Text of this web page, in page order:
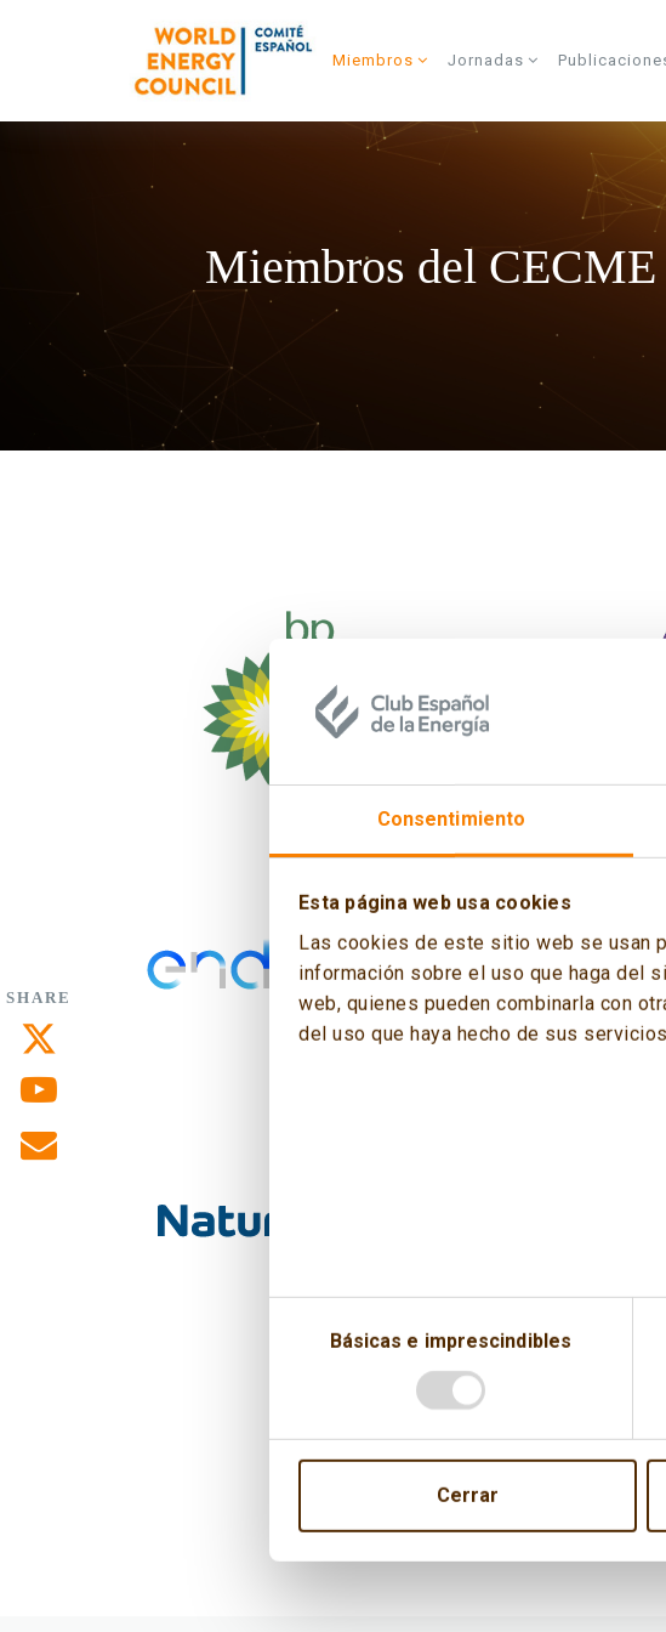
Consentimiento
Esta página web usa cookies
Las cookies de este sitio web se usan
información sobre el uso que haga del
web, quienes pueden combinarla con
del uso que haya hecho de sus
Básicas e imprescindibles
Cerrar
Miembros Jornadas
Miembros del CECME
SHARE